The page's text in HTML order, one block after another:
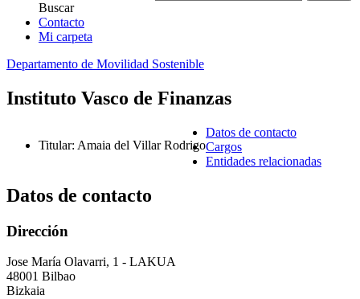
Buscar
Contacto
Mi carpeta
Departamento de Movilidad Sostenible
Instituto Vasco de Finanzas
Titular: Amaia del Villar Rodrigo
Datos de contacto
Cargos
Entidades relacionadas
Datos de contacto
Dirección
Jose María Olavarri, 1 - LAKUA
48001 Bilbao
Bizkaia